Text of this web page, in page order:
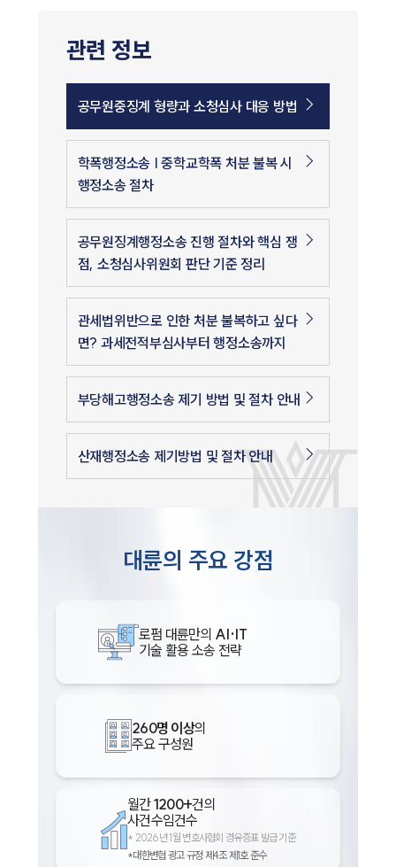
관련 정보
공무원중징계 형량과 소청심사 대응 방법
학폭행정소송 | 중학교학폭 처분 불복 시
행정소송 절차
공무원징계행정소송 진행 절차와 핵심 쟁
점, 소청심사위원회 판단 기준 정리
관세법위반으로 인한 처분 불복하고 싶다
면? 과세전적부심사부터 행정소송까지
부당해고행정소송 제기 방법 및 절차 안내
산재행정소송 제기방법 및 절차 안내
대륜의 주요 강점
로펌 대륜만의 AI·IT
기술 활용 소송 전략
260명 이상의
주요 구성원
월간1200+건의
사건수임건수
* 2026년 1월 변호사협회 경유증표 발급 기준
*대한변협 광고 규정 제4조 제1호 준수